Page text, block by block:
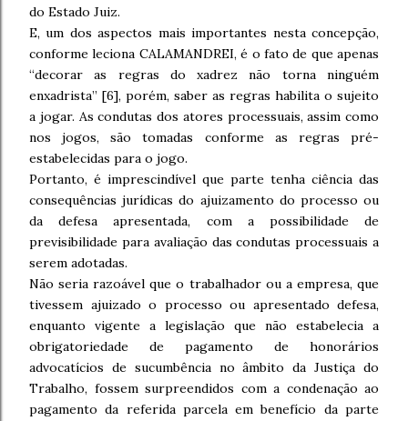
do Estado Juiz.
E, um dos aspectos mais importantes nesta concepção,
conforme leciona CALAMANDREI, é o fato de que apenas
“decorar as regras do xadrez não torna ninguém
enxadrista” [6], porém, saber as regras habilita o sujeito
a jogar. As condutas dos atores processuais, assim como
nos jogos, são tomadas conforme as regras pré-
estabelecidas para o jogo.
Portanto, é imprescindível que parte tenha ciência das
consequências jurídicas do ajuizamento do processo ou
da defesa apresentada, com a possibilidade de
previsibilidade para avaliação das condutas processuais a
serem adotadas.
Não seria razoável que o trabalhador ou a empresa, que
tivessem ajuizado o processo ou apresentado defesa,
enquanto vigente a legislação que não estabelecia a
obrigatoriedade de pagamento de honorários
advocatícios de sucumbência no âmbito da Justiça do
Trabalho, fossem surpreendidos com a condenação ao
pagamento da referida parcela em benefício da parte